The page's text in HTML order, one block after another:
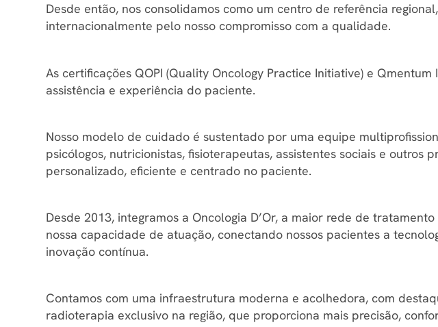
Desde então, nos consolidamos como um centro de referência
internacionalmente pelo nosso compromisso com a qualidade.
As certificações QOPI (Quality Oncology Practice Initiative) e
assistência e experiência do paciente.
Nosso modelo de cuidado é sustentado por uma equipe
psicólogos, nutricionistas, fisioterapeutas, assistentes sociais e
personalizado, eficiente e centrado no paciente.
Desde 2013, integramos a Oncologia D’Or, a maior rede de
nossa capacidade de atuação, conectando nossos pacientes a
inovação contínua.
Contamos com uma infraestrutura moderna e acolhedora, com
radioterapia exclusivo na região, que proporciona mais precisão,